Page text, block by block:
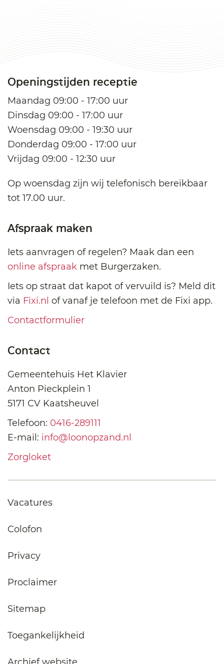
Openingstijden receptie
Maandag 09:00 - 17:00 uur
Dinsdag 09:00 - 17:00 uur
Woensdag 09:00 - 19:30 uur
Donderdag 09:00 - 17:00 uur
Vrijdag 09:00 - 12:30 uur
Op woensdag zijn wij telefonisch bereikbaar
tot 17.00 uur.
Afspraak maken
Iets aanvragen of regelen? Maak dan een
online afspraak met Burgerzaken.
Iets op straat dat kapot of vervuild is? Meld dit
via Fixi.nl of vanaf je telefoon met de Fixi app.
Contactformulier
Contact
Gemeentehuis Het Klavier
Anton Pieckplein 1
5171 CV Kaatsheuvel
Telefoon: 0416-289111
E-mail: info@loonopzand.nl
Zorgloket
Vacatures
Colofon
Privacy
Proclaimer
Sitemap
Toegankelijkheid